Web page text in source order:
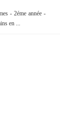
- 2éme année -
en ...